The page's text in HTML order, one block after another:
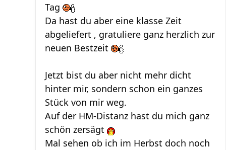
Tag
Da hast du aber eine klasse Zeit
abgeliefert , gratuliere ganz herzlich zur
neuen Bestzeit
Jetzt bist du aber nicht mehr dicht
hinter mir, sondern schon ein ganzes
Stück von mir weg.
Auf der HM-Distanz hast du mich ganz
schön zersägt
Mal sehen ob ich im Herbst doch noch